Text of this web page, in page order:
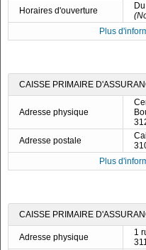
Horaires d'ouverture
Plus
CAISSE PRIMAIRE
Adresse physique
Adresse postale
Plus
CAISSE PRIMAIRE
Adresse physique
1